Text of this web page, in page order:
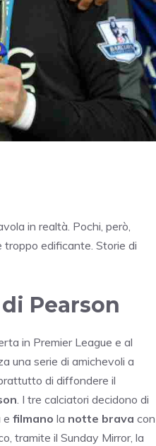
in realtà. Pochi, però,
troppo edificante. Storie di
Pearson
in Premier League e al
una serie di amichevoli a
di diffondere il
. I tre calciatori decidono di
e filmano la notte brava con
tramite il Sunday Mirror, la